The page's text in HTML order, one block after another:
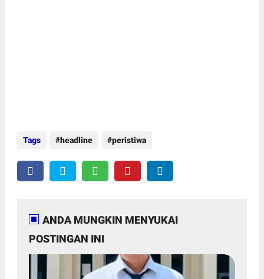
Tags headline peristiwa
ANDA MUNGKIN MENYUKAI
POSTINGAN INI